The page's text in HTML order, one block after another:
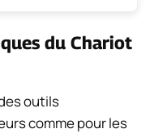
du Chariot
outils
comme pour les